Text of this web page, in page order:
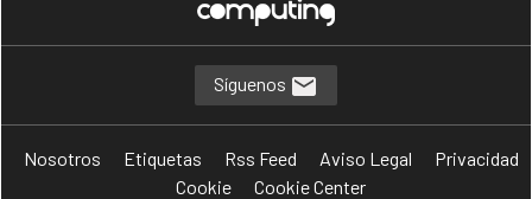
Créditos comerciales F Fintech
I Insurance
I Insurtech S Seguros
S Servicios Financieros
Síguenos
Nosotros Etiquetas Rss Feed Aviso Legal
Privacidad
Cookie
Cookie Center